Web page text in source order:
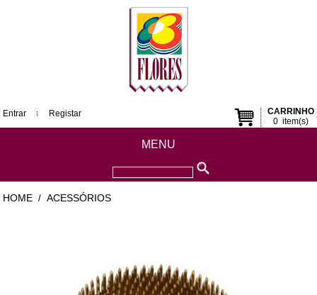
CARRINHO
0item(s)
Entrar Registar
MENU
HOME / ACESSÓRIOS